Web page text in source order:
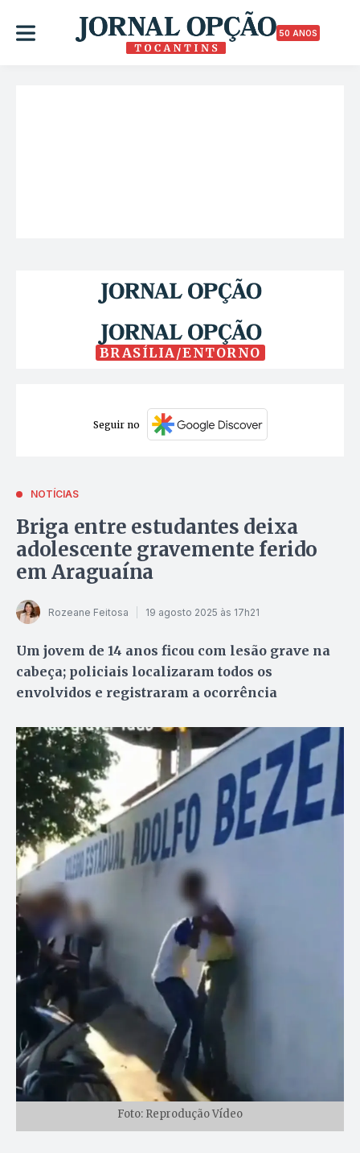
50 ANOS
BRASÍLIA/ENTORNO
Seguir no
NOTÍCIAS
Briga entre estudantes deixa
adolescente gravemente ferido
em Araguaína
Rozeane Feitosa 19 agosto 2025 às 17h21
Um jovem de 14 anos ficou com lesão grave na
cabeça; policiais localizaram todos os
envolvidos e registraram a ocorrência
Foto: Reprodução Vídeo